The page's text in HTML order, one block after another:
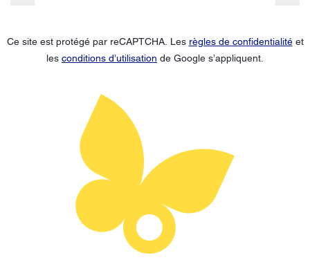
Ce site est protégé par reCAPTCHA. Les règles de confidentialitéet
les conditions d’utilisation de Google s’appliquent.